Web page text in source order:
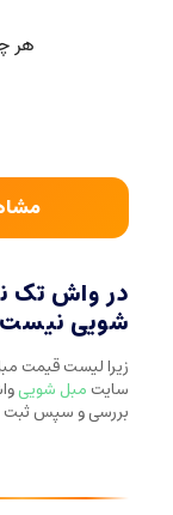
در واش تک
شویی
زیرا لیست قیمت
سایت مبل شویی
بررسی و سپس ثبت